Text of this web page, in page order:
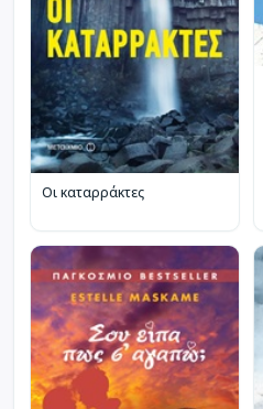
Οι καταρράκτες